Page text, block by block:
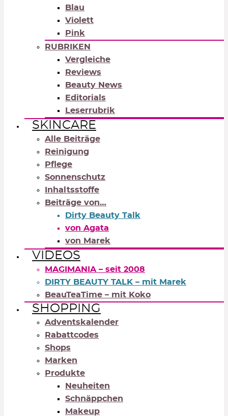
Blau
Violett
Pink
RUBRIKEN
Vergleiche
Reviews
Beauty News
Editorials
Leserrubrik
SKINCARE
Alle Beiträge
Reinigung
Pflege
Sonnenschutz
Inhaltsstoffe
Beiträge von…
Dirty Beauty Talk
von Agata
von Marek
VIDEOS
MAGIMANIA – seit 2008
DIRTY BEAUTY TALK – mit Marek
BeauTeaTime – mit Koko
SHOPPING
Adventskalender
Rabattcodes
Shops
Marken
Produkte
Neuheiten
Schnäppchen
Makeup